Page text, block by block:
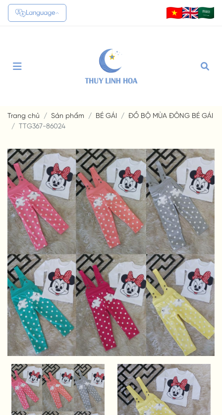
Language
Trang chủ Sản phẩm BÉ GÁI
ĐỒ BỘ MÙA ĐÔNG BÉ GÁI
TTG367-86024